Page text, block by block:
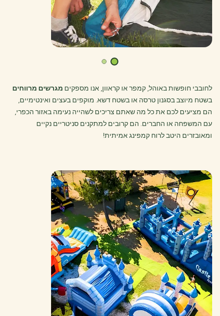
לחובבי חופשות באוהל, קמפר או קראוון, אנו מספקים מגרשים מרווחים
בשטח מיוצב בסגנון טרסה או בשטח דשא. מוקפים בעצים ואינטימיים,
הם מציעים לכם את כל מה שאתם צריכים לשהייה נעימה באזור הכפרי,
עם המשפחה או החברים. הם קרובים למתקנים סניטריים נקיים
ומאובזרים היטב לרוח קמפינג אמיתית!